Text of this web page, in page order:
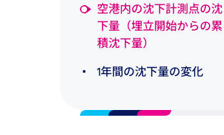
空港内の沈下計測点の沈
下量（埋立開始からの累
積沈下量）
1年間の沈下量の変化